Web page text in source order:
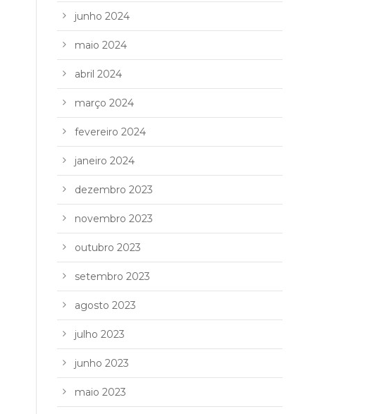
junho 2024
maio 2024
abril 2024
março 2024
fevereiro 2024
janeiro 2024
dezembro 2023
novembro 2023
outubro 2023
setembro 2023
agosto 2023
julho 2023
junho 2023
maio 2023